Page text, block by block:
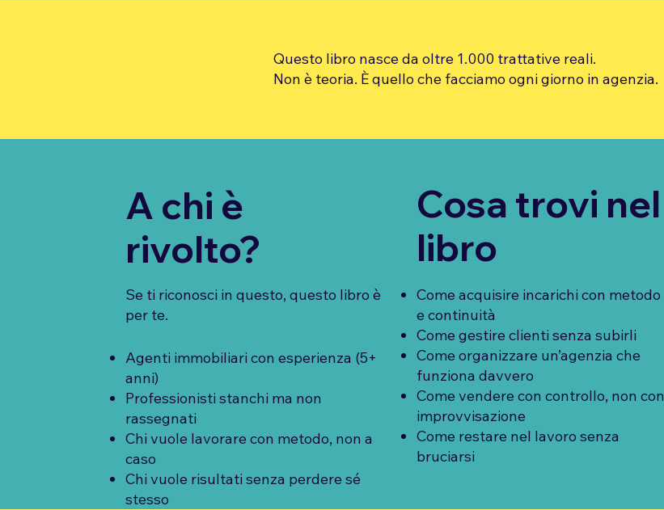
Questo libro nasce da oltre 1.000 trattative reali.
Non è teoria. È quello che facciamo ogni giorno in agenzia.
A chi è
rivolto?
Se ti riconosci in questo, questo libro è
per te.​
Agenti immobiliari con esperienza (5+
anni)
Professionisti stanchi ma non
rassegnati
Chi vuole lavorare con metodo, non a
caso
Chi vuole risultati senza perdere sé
stesso
Cosa trovi nel
libro
Come acquisire incarichi con metodo
e continuità
Come gestire clienti senza subirli
Come organizzare un’agenzia che
funziona davvero
Come vendere con controllo, non con
improvvisazione
Come restare nel lavoro senza
bruciarsi